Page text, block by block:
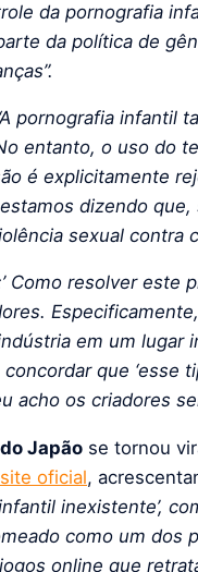
da pornografia
da política de
pornografia infantil
entanto, o uso do
é explicitamente
dizendo
sexual contra
Como resolver
em um lugar
que ‘esse
acho os criadores
Japão se tornou
oficial,
inexistente’,
como um dos
online que